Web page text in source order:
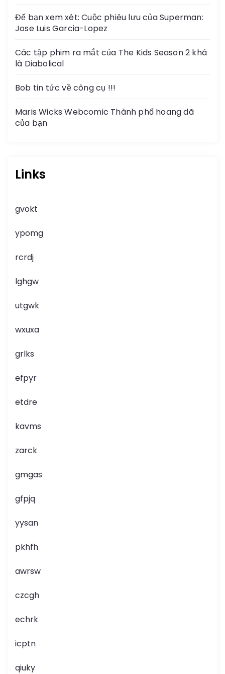
Để bạn xem xét: Cuộc phiêu lưu của Superman:
Jose Luis Garcia-Lopez
Các tập phim ra mắt của The Kids Season 2 khá
là Diabolical
Bob tin tức về công cụ !!!
Maris Wicks Webcomic Thành phố hoang dã
của bạn
Links
gvokt
ypomg
rcrdj
lghgw
utgwk
wxuxa
grlks
efpyr
etdre
kavms
zarck
gmgas
gfpjq
yysan
pkhfh
awrsw
czcgh
echrk
icptn
qiuky